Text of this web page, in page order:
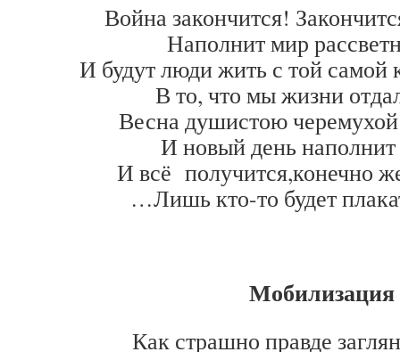
Война закончится!
Наполнит мир
И будут люди жить с той самой
В то, что мы жизни
Весна душистою черемухой
И новый день наполнит
И всё получится,конечно
…Лишь кто-то будет
Мобилизация
Как страшно правде